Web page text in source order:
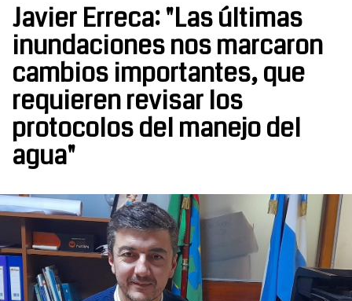
Javier Erreca: "Las últimas
inundaciones nos marcaron
cambios importantes, que
requieren revisar los
protocolos del manejo del
agua"